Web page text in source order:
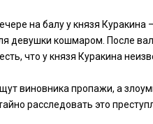
на балу у князя Куракина
девушки кошмаром. После
что у князя Куракина
виновника пропажи, а
расследовать это